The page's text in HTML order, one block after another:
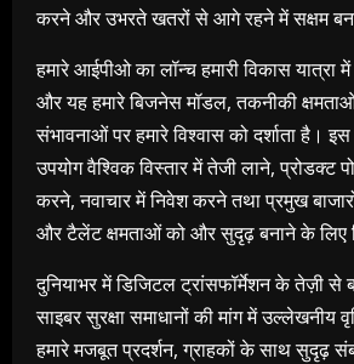
करने और उभरते खतरों से आगे रहने में सक्षम
हमारे आईपीओ का लॉन्च हमारी विकास यात्रा
और यह हमारे बिजनेस मॉडल, तकनीकी
संभावनाओं पर हमारे विश्वास को दर्शाता है।
उपयोग वैश्विक विस्तार में तेजी लाने, प्रोडक्ट
करने, नवाचार में निवेश करने तथा प्रमुख
और टैलेंट क्षमताओं को और सुदृढ़ बनाने के लिए
दुनियाभर में डिजिटल ट्रांसफॉर्मेशन के तेज़ी
साइबर सुरक्षा समाधानों की मांग में उल्लेखनीय
हमारे मजबूत प्रदर्शन, ग्राहकों के साथ सुदृढ़